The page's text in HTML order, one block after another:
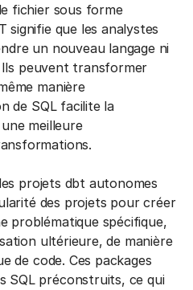
fichier sous forme
signifie que les analystes
un nouveau langage ni
peuvent transformer
manière
de SQL facilite la
meilleure
projets dbt autonomes
des projets pour créer
problématique spécifique,
ultérieure, de manière
de code. Ces packages
SQL préconstruits, ce qui